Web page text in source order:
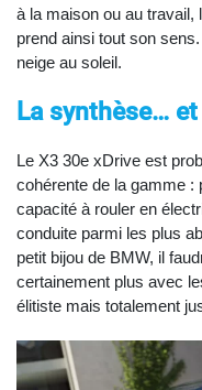
à la maison ou au travail,
prend ainsi tout son
neige au soleil.
La synthèse…
Le X3 30e xDrive est
cohérente de la gamme
capacité à rouler en
conduite parmi les plus
petit bijou de BMW, il
certainement plus avec
élitiste mais totalement